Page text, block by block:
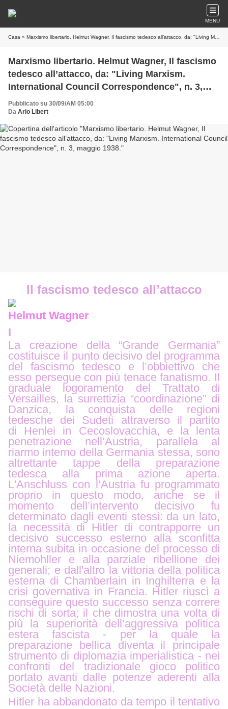
MENU
Casa » Marxismo libertario. Helmut Wagner, Il fascismo tedesco all’attacco, da: "Living Marxism. International Council Correspondence", n. 3, maggio 1938.
Marxismo libertario. Helmut Wagner, Il fascismo
tedesco all’attacco, da: "Living Marxism.
International Council Correspondence", n. 3,
maggio 1938.
Pubblicato su 30/09/AM 05:00
Da Ario Libert
Il fascismo tedesco all’attacco
Helmut Wagner
I
La creazione della “Grande Germania”
costituisce il punto decisivo del programma
del fascismo tedesco e l’obbiettivo che
esso persegue con più tenace fanatismo. Il
graduale logoramento del Trattato di
Versailles, la surrettizia “coordinazione” di
Danzica, la conquista delle regioni
tedesche dei Sudeti attraverso il partito
di Henlei in Cecoslovacchia, e la lenta
penetrazione nell’Austria, parallela al
riarmo interno della Germania stessa, sono
altrettante tappe della preparazione
tedesca alla prima azione aperta.
L'Anschluss con l’Austria fu programmato
proprio in questo modo, anche se il
momento dell’intervento decisivo fu
determinato dagli eventi stessi: da un lato,
la necessità di Hitler di contrapporre un
decisivo successo esterno alla sconfitta
interna subita in occasione del processo di
Niemohller e alla parziale ribellione dei
generali; e dall'altro la vittoria della politica
esterna di Chamberlain in Inghilterra e la
crisi governativa in Francia. Hitler riuscì a
conseguire questo successo senza correre
rischi di sorta; il che dimostra una volta di
più la superiorità dell’aggressiva politica
estera fascista - per la quale la
preparazione bellica diventa il principale
strumento di diplomazia imperialistica - nei
confronti del tradizionale gioco politico
portato avanti dalle potenze aderenti alla
Società delle Nazioni.
Hitler ha abbandonato da tempo il tentativo